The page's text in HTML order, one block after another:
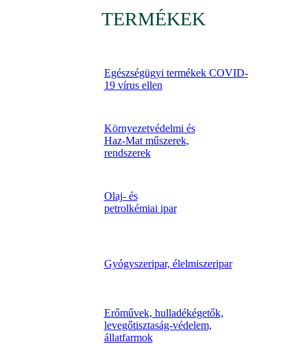
TERMÉKEK
Egészségügyi termékek COVID-
19 vírus ellen
Környezetvédelmi és
Haz-Mat műszerek,
rendszerek
Olaj- és
petrolkémiai ipar
Gyógyszeripar, élelmiszeripar
Erőművek, hulladékégetők,
levegőtisztaság-védelem,
állatfarmok